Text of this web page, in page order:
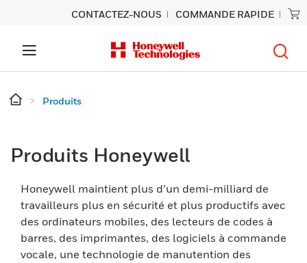
CONTACTEZ-NOUS COMMANDE RAPIDE
Produits
Produits Honeywell
Honeywell maintient plus d’un demi-milliard de
travailleurs plus en sécurité et plus productifs avec
des ordinateurs mobiles, des lecteurs de codes à
barres, des imprimantes, des logiciels à commande
vocale, une technologie de manutention des